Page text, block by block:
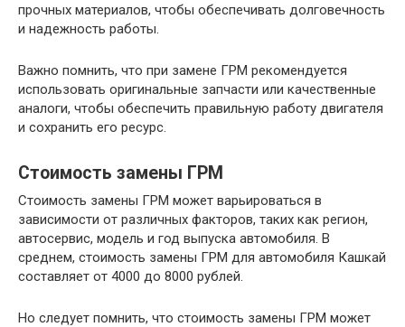
прочных материалов, чтобы обеспечивать долговечность
и надежность работы.
Важно помнить, что при замене ГРМ рекомендуется
использовать оригинальные запчасти или качественные
аналоги, чтобы обеспечить правильную работу двигателя
и сохранить его ресурс.
Стоимость замены ГРМ
Стоимость замены ГРМ может варьироваться в
зависимости от различных факторов, таких как регион,
автосервис, модель и год выпуска автомобиля. В
среднем, стоимость замены ГРМ для автомобиля Кашкай
составляет от 4000 до 8000 рублей.
Но следует помнить, что стоимость замены ГРМ может